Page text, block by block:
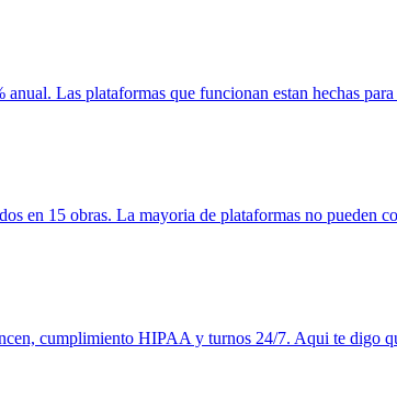
Las plataformas que funcionan estan hechas
en 15 obras. La mayoria de plataformas no pueden
cumplimiento HIPAA y turnos 24/7. Aqui te digo